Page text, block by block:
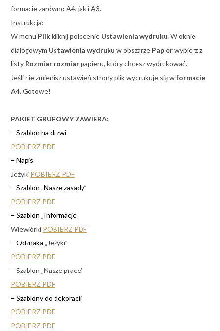
formacie zarówno A4, jak i A3.
Instrukcja:
W menu Plikkliknij polecenie Ustawienia wydruku. W oknie
dialogowym Ustawienia wydruku w obszarze Papierwybierz z
listy Rozmiar rozmiarpapieru, który chcesz wydrukować.
Jeśli nie zmienisz ustawień strony plik wydrukuje się wformacie
A4. Gotowe!
PAKIET GRUPOWY ZAWIERA:
– Szablon na drzwi
POBIERZ PDF
– Napis
Jeżyki POBIERZ PDF
– Szablon „Nasze zasady”
POBIERZ PDF
– Szablon „Informacje”
Wiewiórki POBIERZ PDF
– Odznaka „Jeżyki”
POBIERZ PDF
– Szablon „Nasze prace”
POBIERZ PDF
– Szablony do dekoracji
POBIERZ PDF
POBIERZ PDF